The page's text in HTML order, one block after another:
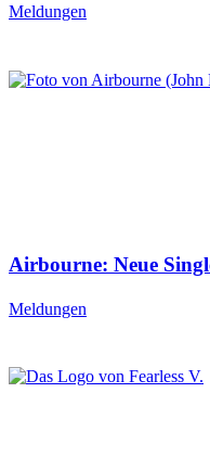
Meldungen
Airbourne: Neue
Meldungen